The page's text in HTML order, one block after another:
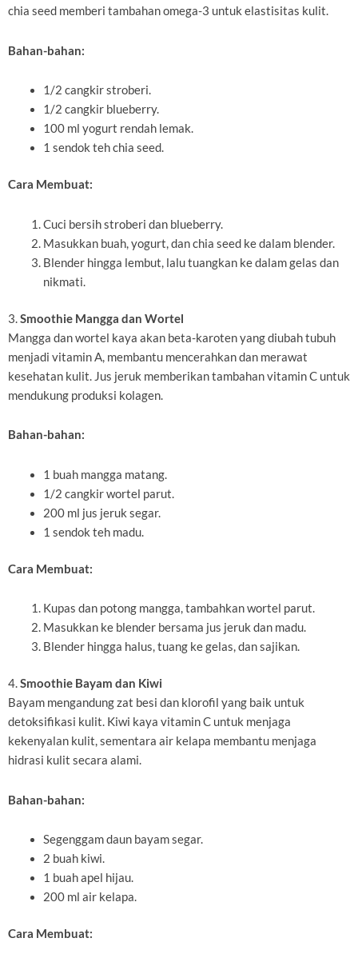
chia seed memberi tambahan omega-3 untuk elastisitas kulit.
Bahan-bahan:
1/2 cangkir stroberi.
1/2 cangkir blueberry.
100 ml yogurt rendah lemak.
1 sendok teh chia seed.
Cara Membuat:
Cuci bersih stroberi dan blueberry.
Masukkan buah, yogurt, dan chia seed ke dalam blender.
Blender hingga lembut, lalu tuangkan ke dalam gelas dan
nikmati.
3.Smoothie Mangga dan Wortel
Mangga dan wortel kaya akan beta-karoten yang diubah tubuh
menjadi vitamin A, membantu mencerahkan dan merawat
kesehatan kulit. Jus jeruk memberikan tambahan vitamin C untuk
mendukung produksi kolagen.
Bahan-bahan:
1 buah mangga matang.
1/2 cangkir wortel parut.
200 ml jus jeruk segar.
1 sendok teh madu.
Cara Membuat:
Kupas dan potong mangga, tambahkan wortel parut.
Masukkan ke blender bersama jus jeruk dan madu.
Blender hingga halus, tuang ke gelas, dan sajikan.
4.Smoothie Bayam dan Kiwi
Bayam mengandung zat besi dan klorofil yang baik untuk
detoksifikasi kulit. Kiwi kaya vitamin C untuk menjaga
kekenyalan kulit, sementara air kelapa membantu menjaga
hidrasi kulit secara alami.
Bahan-bahan:
Segenggam daun bayam segar.
2 buah kiwi.
1 buah apel hijau.
200 ml air kelapa.
Cara Membuat: